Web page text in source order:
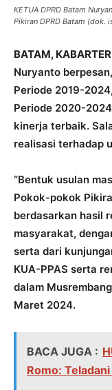
KETUA DPRD Batam
Pikiran DPRD Batam (dok.
BATAM,
Nuryanto
Periode 2019-
Periode 2020-
kinerja terbaik.
realisasi terhadap
“Bentuk usulan
Pokok-pokok
berdasarkan hasil
masyarakat,
serta dari
KUA-PPAS serta
dalam
Maret 2024.
BACA JUGA :
Romo: